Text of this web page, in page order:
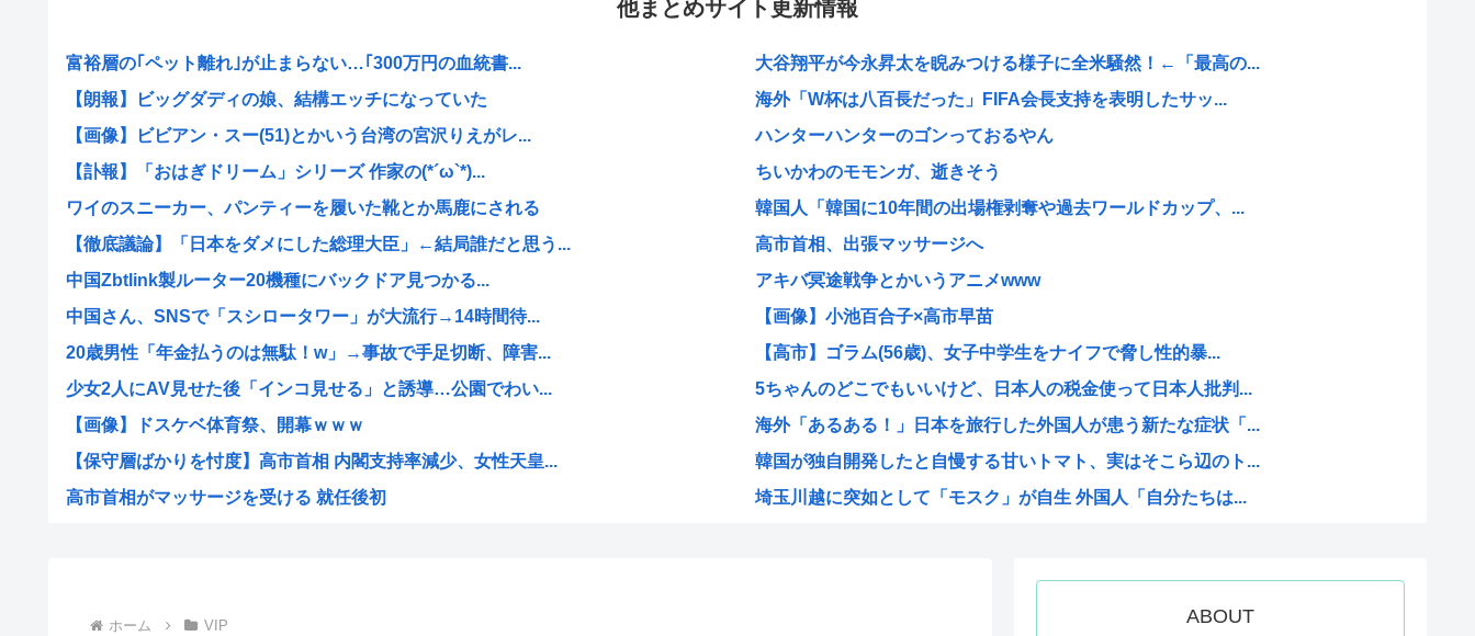
他まとめサイト更新情報
富裕層の｢ペット離れ｣が止まらない…｢300万円の血統書...
【朗報】ビッグダディの娘、結構エッチになっていた
【画像】ビビアン・スー(51)とかいう台湾の宮沢りえがレ...
【訃報】「おはぎドリーム」シリーズ 作家の(*´ω`*)...
ワイのスニーカー、パンティーを履いた靴とか馬鹿にされる
【徹底議論】「日本をダメにした総理大臣」←結局誰だと思う...
中国Zbtlink製ルーター20機種にバックドア見つかる...
中国さん、SNSで「スシロータワー」が大流行→14時間待...
20歳男性「年金払うのは無駄！w」→事故で手足切断、障害...
少女2人にAV見せた後「インコ見せる」と誘導…公園でわい...
【画像】ドスケベ体育祭、開幕ｗｗｗ
【保守層ばかりを忖度】高市首相 内閣支持率減少、女性天皇...
高市首相がマッサージを受ける 就任後初
大谷翔平が今永昇太を睨みつける様子に全米騒然！←「最高の...
海外「W杯は八百長だった」FIFA会長支持を表明したサッ...
ハンターハンターのゴンっておるやん
ちいかわのモモンガ、逝きそう
韓国人「韓国に10年間の出場権剥奪や過去ワールドカップ、...
高市首相、出張マッサージへ
アキバ冥途戦争とかいうアニメwww
【画像】小池百合子×高市早苗
【高市】ゴラム(56歳)、女子中学生をナイフで脅し性的暴...
5ちゃんのどこでもいいけど、日本人の税金使って日本人批判...
海外「あるある！」日本を旅行した外国人が患う新たな症状「...
韓国が独自開発したと自慢する甘いトマト、実はそこら辺のト...
埼玉川越に突如として「モスク」が自生 外国人「自分たちは...
【映画悲報】日本(ジャップ)の映画界、完全に終わる…現代...
ホーム VIP ABOUT